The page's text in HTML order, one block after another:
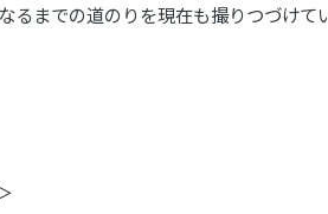
るまでの道のりを現在も撮りつづけて